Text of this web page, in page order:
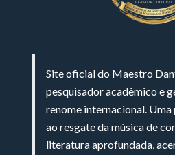
Site oficial do Maestro
pesquisador acadêmico e
renome internacional.
ao resgate da música de
literatura aprofundada,